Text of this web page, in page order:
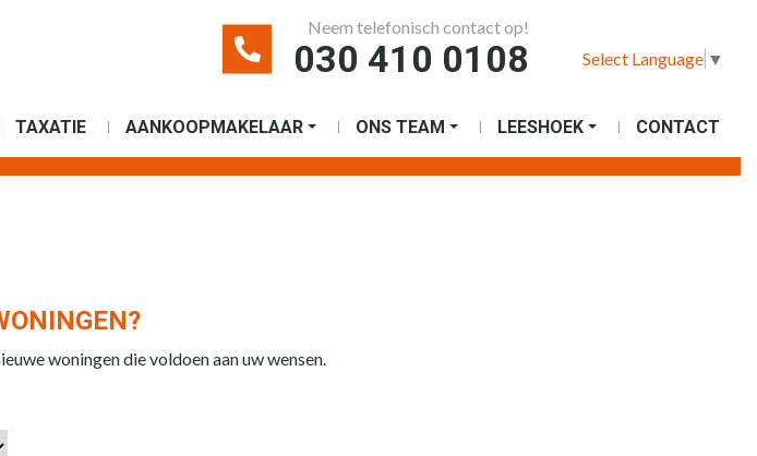
Neem telefonisch contact op!
030 410 0108 Select Language ▼
TAXATIE AANKOOPMAKELAAR ONS TEAM LEESHOEK CONTACT
woningen die voldoen aan uw wensen.